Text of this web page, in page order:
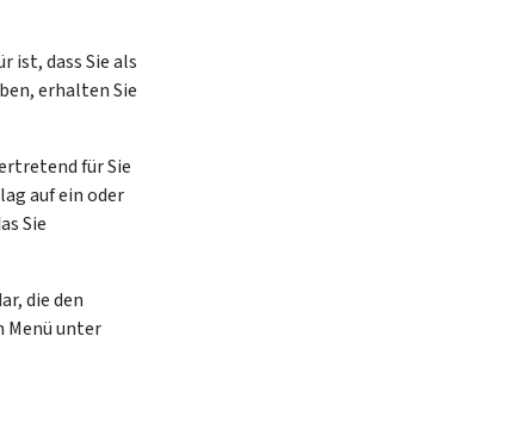
ist, dass Sie als
erhalten Sie
für Sie
auf ein oder
Sie
die den
Menü unter